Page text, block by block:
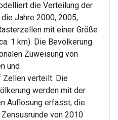
die Verteilung der
Jahre 2000, 2005,
mit einer Größe
1 km). Die Bevölkerung
Zuweisung von
und
Zellen verteilt. Die
werden mit der
Auflösung erfasst, die
von 2010